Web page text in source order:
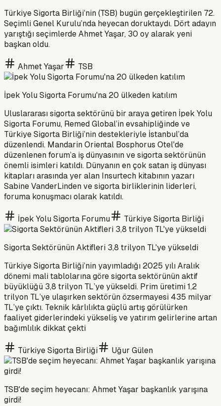
Türkiye Sigorta Birliği’nin (TSB) bugün gerçekleştirilen 72.
Seçimli Genel Kurulu’nda heyecan doruktaydı. Dört adayın
yarıştığı seçimlerde Ahmet Yaşar, 30 oy alarak yeni
başkan oldu.
Ahmet Yaşar TSB
İpek Yolu Sigorta Forumu'na 20 ülkeden katılım
Uluslararası sigorta sektörünü bir araya getiren İpek Yolu
Sigorta Forumu, Remed Global’in evsahipliğinde ve
Türkiye Sigorta Birliği’nin destekleriyle İstanbul’da
düzenlendi. Mandarin Oriental Bosphorus Otel'de
düzenlenen forum’a iş dünyasının ve sigorta sektörünün
önemli isimleri katıldı. Dünyanın en çok satan iş dünyası
kitapları arasında yer alan Insurtech kitabının yazarı
Sabine VanderLinden ve sigorta birliklerinin liderleri,
foruma konuşmacı olarak katıldı.
İpek Yolu Sigorta Forumu Türkiye Sigorta Birliği
Sigorta Sektörünün Aktifleri 3,8 trilyon TL'ye yükseldi
Türkiye Sigorta Birliği’nin yayımladığı 2025 yılı Aralık
dönemi mali tablolarına göre sigorta sektörünün aktif
büyüklüğü 3,8 trilyon TL’ye yükseldi. Prim üretimi 1,2
trilyon TL’ye ulaşırken sektörün özsermayesi 435 milyar
TL’ye çıktı. Teknik kârlılıkta güçlü artış görülürken
faaliyet giderlerindeki yükseliş ve yatırım gelirlerine artan
bağımlılık dikkat çekti
Türkiye Sigorta Birliği Uğur Gülen
TSB'de seçim heyecanı: Ahmet Yaşar başkanlık yarışına
girdi!